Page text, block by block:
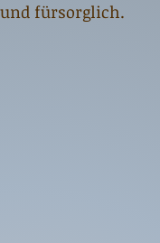
fürsorglich.